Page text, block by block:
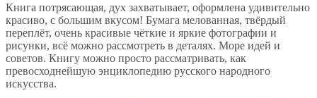
Книга потрясающая, дух захватывает, оформлена удивительно
красиво, с большим вкусом! Бумага мелованная, твёрдый
переплёт, очень красивые чёткие и яркие фотографии и
рисунки, всё можно рассмотреть в деталях. Море идей и
советов. Книгу можно просто рассматривать, как
превосходнейшую энциклопедию русского народного
искусства.